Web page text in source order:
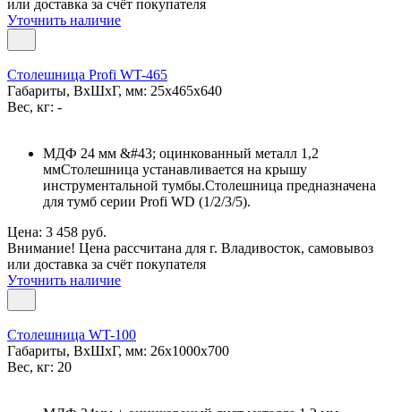
или доставка за счёт покупателя
Уточнить наличие
Столешница Profi WT-465
Габариты, ВxШxГ, мм: 25x465x640
Вес, кг: -
МДФ 24 мм &#43; оцинкованный металл 1,2
ммСтолешница устанавливается на крышу
инструментальной тумбы.Столешница предназначена
для тумб серии Profi WD (1/2/3/5).
Цена: 3 458 руб.
Внимание! Цена рассчитана для г. Владивосток, самовывоз
или доставка за счёт покупателя
Уточнить наличие
Столешница WT-100
Габариты, ВxШxГ, мм: 26x1000x700
Вес, кг: 20